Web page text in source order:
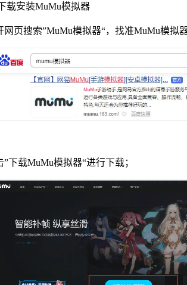
载安装MuMu模拟器
网页搜索”MuMu模拟器“，找准MuMu模拟
”下载MuMu模拟器“进行下载；